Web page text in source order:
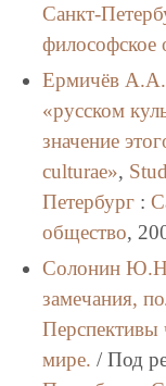
Санкт-
философское
Ермичёв А.А.
«русском
значение
culturae»,
Петербург:
общество,
Солонин
замечания,
Перспективы
мире. / Под